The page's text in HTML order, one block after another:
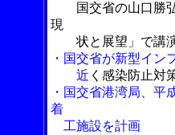
国交省の山口勝
現
状と展望」で講
・国交省が新型イン
近 く感染防止対
・国交省港湾局、平
着
工施設を計画